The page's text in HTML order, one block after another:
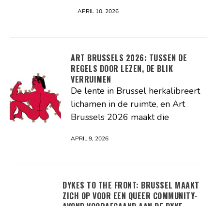
APRIL 10, 2026
ART BRUSSELS 2026: TUSSEN DE
REGELS DOOR LEZEN, DE BLIK
VERRUIMEN
De lente in Brussel herkalibreert
lichamen in de ruimte, en Art
Brussels 2026 maakt die
APRIL 9, 2026
DYKES TO THE FRONT: BRUSSEL MAAKT
ZICH OP VOOR EEN QUEER COMMUNITY-